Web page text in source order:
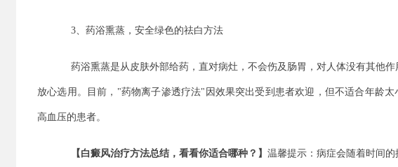
3、药浴熏蒸，安全绿色的祛白方法
药浴熏蒸是从皮肤外部给药，直对病灶，不会伤及肠胃，对人体没有其他作
放心选用。目前，"药物离子渗透疗法"因效果突出受到患者欢迎，但不适合年龄太
高血压的患者。
【白癜风治疗方法总结，看看你适合哪种？】 温馨提示：病症会随着时间的